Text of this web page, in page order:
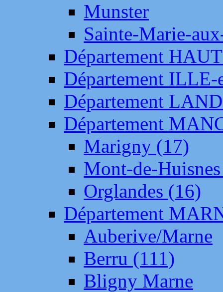
Munster
Sainte-Marie-
Département
Département
Département
Département
Marigny (17)
Mont-de-
Orglandes (16)
Département
Auberive/Marne
Berru (111)
Bligny Marne